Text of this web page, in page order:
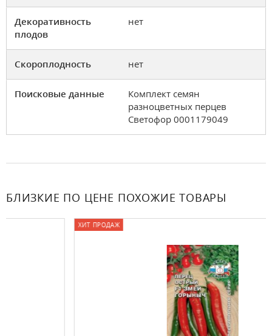
Декоративность
плодов
нет
Скороплодность нет
Поисковые данные
Комплект семян
разноцветных перцев
Светофор 0001179049
БЛИЗКИЕ ПО ЦЕНЕ ПОХОЖИЕ ТОВАРЫ
ХИТ ПРОДАЖ